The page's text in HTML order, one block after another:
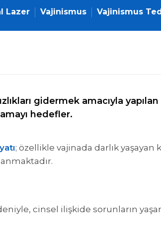
Lazer Vajinismus Vajinismus
gidermek amacıyla
hedefler.
; özellikle vajinada darlık
cinsel ilişkide sorunların